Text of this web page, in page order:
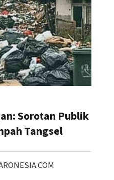
Sorotan Publik
Tangsel